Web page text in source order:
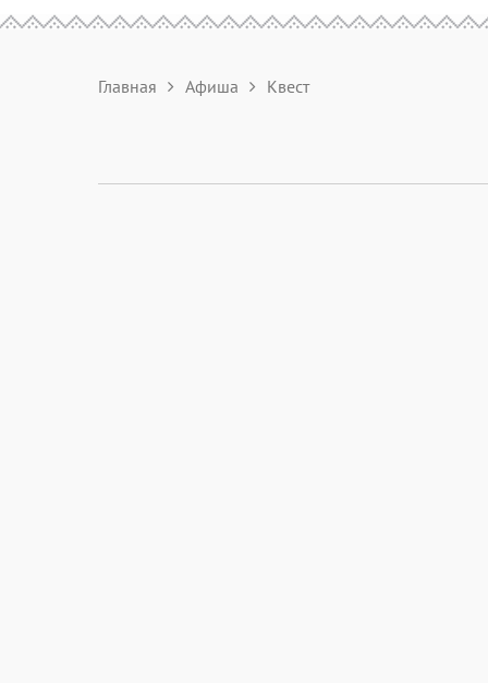
Главная Афиша Квест